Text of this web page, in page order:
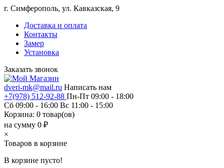
г. Симферополь, ул. Кавказская, 9
Доставка и оплата
Контакты
Замер
Установка
Заказать звонок
dveri-mk@mail.ru Написать нам
+7(978) 512-92-88 Пн-Пт 09:00 - 18:00
Сб 09:00 - 16:00 Вс 11:00 - 15:00
Корзина: 0 товар(ов)
на сумму 0 ₽
×
Товаров в корзине
В корзине пусто!